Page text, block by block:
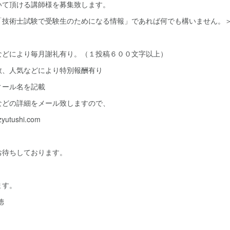
頂ける講師様を募集致します。
術士試験で受験生のためになる情報」であれば何でも構いません。
により毎月謝礼有り。（１投稿６００文字以上）
人気などにより特別報酬有り
ル名を記載
の詳細をメール致しますので、
ちしております。
。